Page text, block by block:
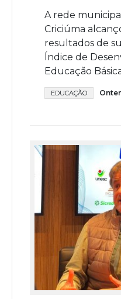
A rede
Criciúma
resultados de
Índice de
Educação
EDUCAÇÃO